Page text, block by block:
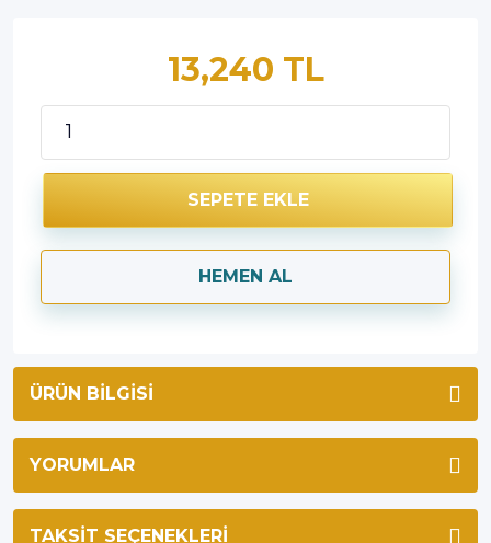
13,240 TL
SEPETE EKLE
HEMEN AL
ÜRÜN BILGISI
YORUMLAR
TAKSIT SEÇENEKLERI